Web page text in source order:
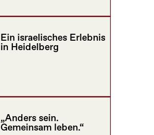
Ein israelisches Erlebnis
in Heidelberg
„Anders sein.
Gemeinsam leben.“